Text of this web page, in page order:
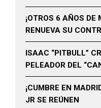
¡OTROS 6 AÑOS DE
RENUEVA SU
ISAAC “PITBULL”
PELEADOR DEL
¡CUMBRE EN
JR SE REÚNEN